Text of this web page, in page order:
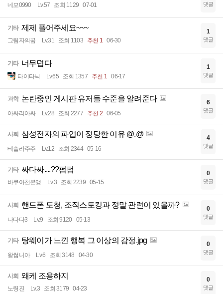
네모0990 Lv.57 조회 1129 07-01 댓글
기타 제제 플어주세요~~~
그림자의꿈 Lv.31 조회 1103 추천 1 06-30
1
댓글
기타 너무덥다
타이타닉 Lv.65 조회 1357 추천 1 06-17
1
댓글
과학 논란중인 게시판 유저들 수준을 알려준다
아싸리아싸 Lv.28 조회 2277 추천 2 06-05
6
댓글
사회 삼성전자의 파업이 정당한 이유 @.@
테슬라주주 Lv.12 조회 2344 05-16
4
댓글
기타 싸다싸....??펌펌
바쿠아천본앵 Lv.3 조회 2239 05-15
0
댓글
사회 핸드폰 도청, 조직스토킹과 정말 관련이 있을까?
나다다3 Lv.9 조회 9120 05-13
0
댓글
기타 탕웨이가 느낀 행복 그 이상의 감정.jpg
왕썸니아 Lv.6 조회 3148 04-30
0
댓글
사회 왜케 조용하지
노령진 Lv.3 조회 3179 04-23
0
댓글